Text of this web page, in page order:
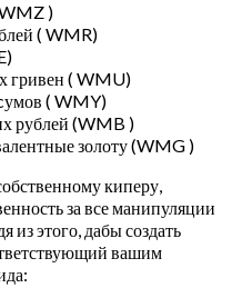
)
( WMR)
гривен ( WMU)
( WMY)
рублей (WMB )
золоту (WMG )
киперу,
за все манипуляции
из этого, дабы создать
вашим